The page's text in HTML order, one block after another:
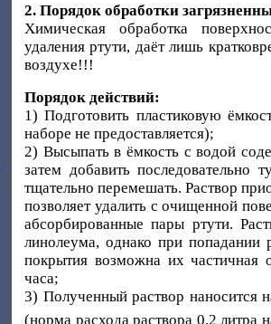
2. Порядок обработки
Химическая обработка
удаления ртути, даёт лишь
воздухе!!!
Порядок действий:
1) Подготовить пластиковую
наборе не предоставляется);
2) Высыпать в ёмкость с водой
затем добавить
тщательно перемешать. Раствор
позволяет удалить с очищенной
абсорбированные пары ртути.
линолеума, однако при попадании
покрытия возможна их частичная
часа;
3) Полученный раствор наносится
(норма расхода раствора 0,2 литра